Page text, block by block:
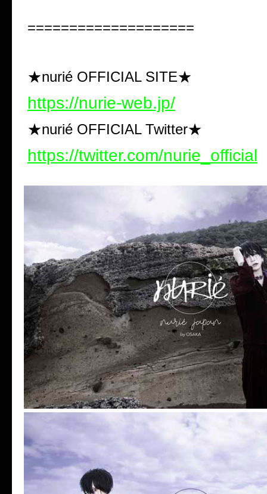
====================
★nurié OFFICIAL SITE★
https://nurie-web.jp/
★nurié OFFICIAL Twitter★
https://twitter.com/nurie_official